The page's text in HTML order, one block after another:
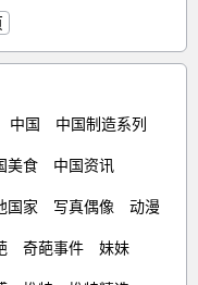
中国 中国制造系列
美食 中国资讯
国家 写真偶像 动漫
奇葩事件 妹妹